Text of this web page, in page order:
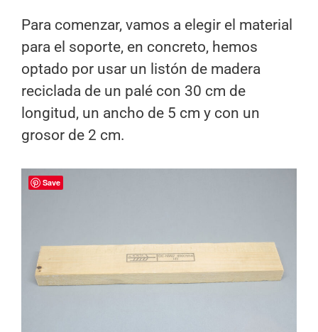
Para comenzar, vamos a elegir el material
para el soporte, en concreto, hemos
optado por usar un listón de madera
reciclada de un palé con 30 cm de
longitud, un ancho de 5 cm y con un
grosor de 2 cm.
Save